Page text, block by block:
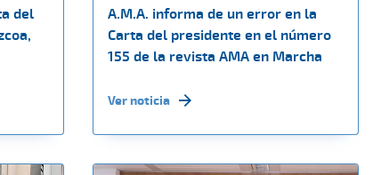
del
A.M.A. informa de un error en la
Carta del presidente en el número
155 de la revista AMA en Marcha
Ver noticia